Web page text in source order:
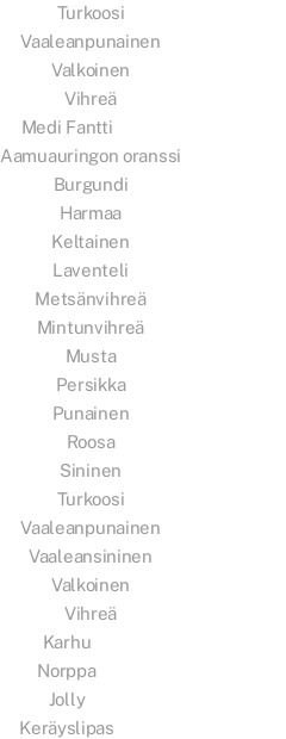
Turkoosi
Vaaleanpunainen
Valkoinen
Vihreä
Medi Fantti
Aamuauringon oranssi
Burgundi
Harmaa
Keltainen
Laventeli
Metsänvihreä
Mintunvihreä
Musta
Persikka
Punainen
Roosa
Sininen
Turkoosi
Vaaleanpunainen
Vaaleansininen
Valkoinen
Vihreä
Karhu
Norppa
Jolly
Keräyslipas